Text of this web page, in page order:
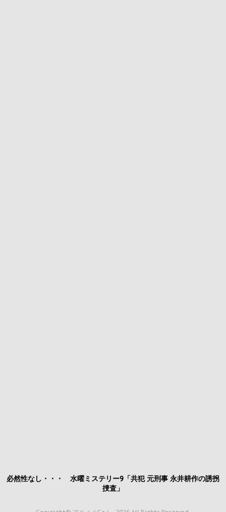
必然性なし・・・ 水曜ミステリー9「共犯 元刑事 永井耕作の誘拐
捜査」